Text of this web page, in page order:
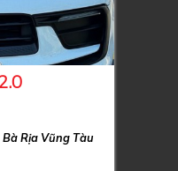
Rịa Vũng Tàu